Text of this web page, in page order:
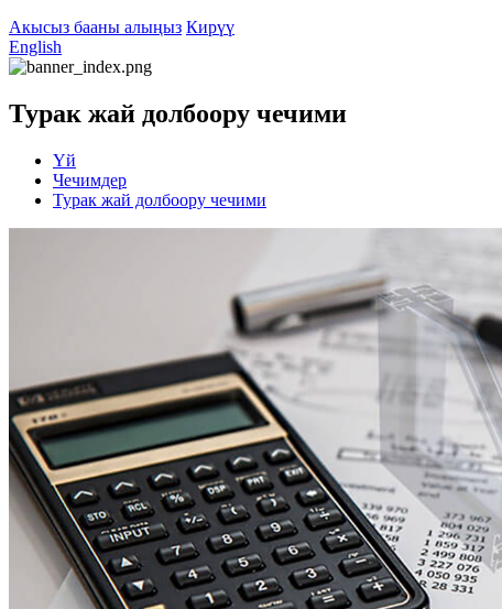
Акысыз бааны алыңыз Кирүү
English
Турак жай долбоору чечими
Үй
Чечимдер
Турак жай долбоору чечими